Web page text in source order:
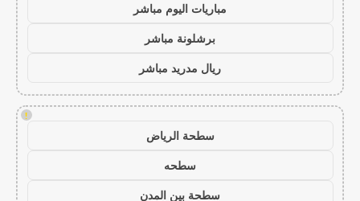
مباريات اليوم مباشر
برشلونة مباشر
ريال مدريد مباشر
!
سطحة الرياض
سطحه
سطحة بين المدن